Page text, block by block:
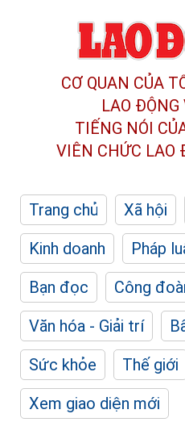
CƠ QUAN CỦA
LAO
TIẾNG NÓI
VIÊN CHỨC LAO
Trang chủ Xã hội
Kinh doanh
Pháp
Bạn đọc
Công
Văn hóa - Giải trí
Sức khỏe
Thế giới
Xem giao diện mới